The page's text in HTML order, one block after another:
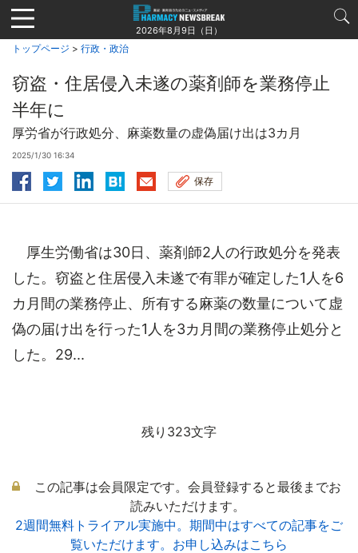
Jump
to
navigation
2026年8月9日（日）
トップページ > 行政・政治
窃盗・住居侵入未遂の薬剤師を業務停止
半年に
厚労省が行政処分、麻薬数量の虚偽届け出は3カ月
2025/1/30 16:34
保存
厚生労働省は30日、薬剤師2人の行政処分を発表
した。窃盗と住居侵入未遂で有罪が確定した1人を6
カ月間の業務停止、所有する麻薬の数量について虚
偽の届け出を行った1人を3カ月間の業務停止処分と
した。29...
残り323文字
この記事は会員限定です。会員登録すると最後までお
読みいただけます。
2週間無料トライアル実施中。期間中はすべての記事をご
覧いただけます。お申し込みはこちら